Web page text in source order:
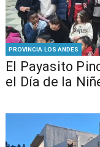
PROVINCIA LOS ANDES
El Payasito
el Día de la